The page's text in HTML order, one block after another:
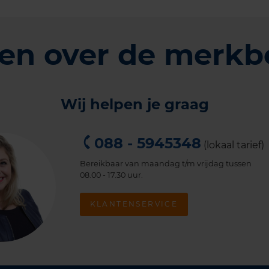
over de
Wij helpen je graag
088 - 5945348 (lokaal tarief)
Bereikbaar van maandag t/m vrijdag tussen
08.00 - 17.30 uur.
KLANTENSERVICE